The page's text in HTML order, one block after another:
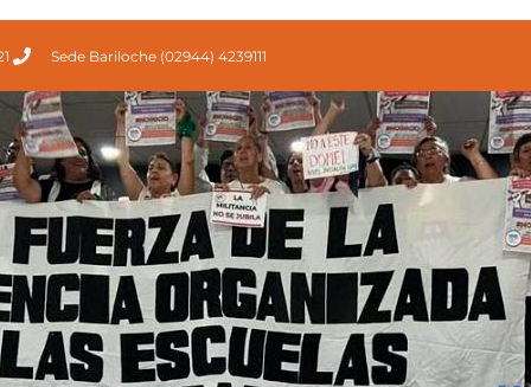
Sede Bariloche (02944) 4239111